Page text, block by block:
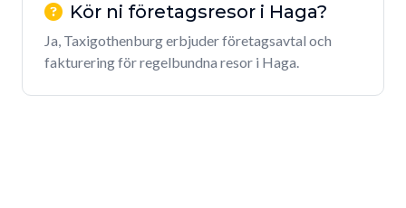
Kör ni företagsresor i Haga?
Ja, Taxigothenburg erbjuder företagsavtal och
fakturering för regelbundna resor i Haga.